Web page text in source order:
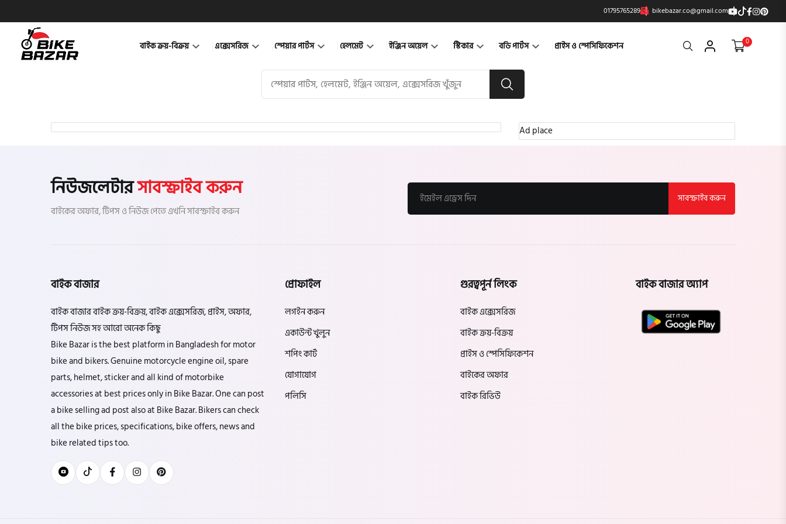
01795765289 bikebazar.co@gmail.com
বাইক ক্রয়-বিক্রয় এক্সেসরিজ স্পেয়ার পার্টস হেলমেট ইঞ্জিন অয়েল স্টিকার বডি পার্টস প্রাইস ও স্পেসিফিকেশন Search 0
Ad place
নিউজলেটারসাবস্ক্রাইব করুন
বাইকের অফার, টিপস ও নিউজ পেতে এখনি সাবস্ক্রাইব করুন
সাবস্ক্রাইব করুন
বাইক বাজার
বাইক বাজার বাইক ক্রয়-বিক্রয়, বাইক এক্সেসরিজ, প্রাইস, অফার,
টিপস নিউজ সহ আরো অনেক কিছু
Bike Bazar is the best platform in Bangladesh for motor
bike and bikers. Genuine motorcycle engine oil, spare
parts, helmet, sticker and all kind of motorbike
accessories at best prices only in Bike Bazar. One can post
a bike selling ad post also at Bike Bazar. Bikers can check
all the bike prices, specifications, bike offers, news and
bike related tips too.
প্রোফাইল
লগইন করুন
একাউন্ট খুলুন
শপিং কার্ট
যোগাযোগ
পলিসি
গুরত্বপূর্ন লিংক
বাইক এক্সেসরিজ
বাইক ক্রয়-বিক্রয়
প্রাইস ও স্পেসিফিকেশন
বাইকের অফার
বাইক রিভিউ
বাইক বাজার অ্যাপ